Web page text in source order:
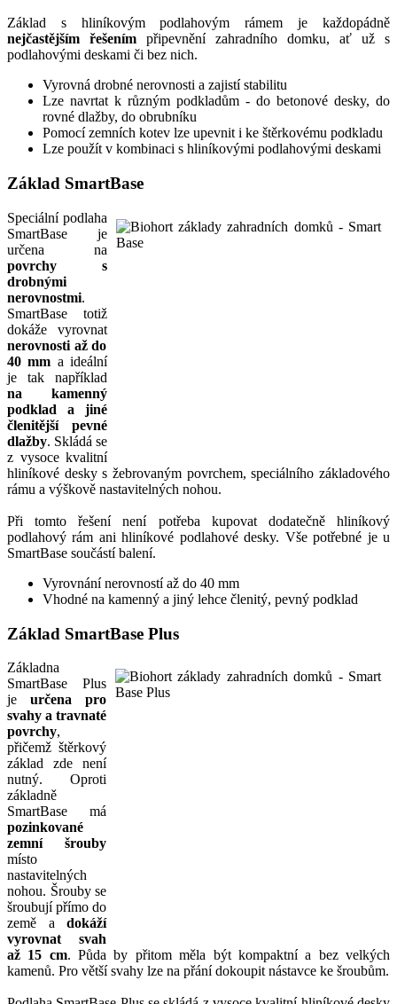
Základ s hliníkovým podlahovým rámem je každopádně
nejčastějším řešením připevnění zahradního domku, ať už s
podlahovými deskami či bez nich.
Vyrovná drobné nerovnosti a zajistí stabilitu
Lze navrtat k různým podkladům - do betonové desky, do
rovné dlažby, do obrubníku
Pomocí zemních kotev lze upevnit i ke štěrkovému podkladu
Lze použít v kombinaci s hliníkovými podlahovými deskami
Základ SmartBase
Speciální podlaha
SmartBase je
určena na
povrchy s
drobnými
nerovnostmi.
SmartBase totiž
dokáže vyrovnat
nerovnosti až do
40 mm a ideální
je tak například
na kamenný
podklad a jiné
členitější pevné
dlažby. Skládá se
z vysoce kvalitní
hliníkové desky s žebrovaným povrchem, speciálního základového
rámu a výškově nastavitelných nohou.
Při tomto řešení není potřeba kupovat dodatečně hliníkový
podlahový rám ani hliníkové podlahové desky. Vše potřebné je u
SmartBase součástí balení.
Vyrovnání nerovností až do 40 mm
Vhodné na kamenný a jiný lehce členitý, pevný podklad
Základ SmartBase Plus
Základna
SmartBase Plus
je určena pro
svahy a travnaté
povrchy,
přičemž štěrkový
základ zde není
nutný. Oproti
základně
SmartBase má
pozinkované
zemní šrouby
místo
nastavitelných
nohou. Šrouby se
šroubují přímo do
země a dokáží
vyrovnat svah
až 15 cm. Půda by přitom měla být kompaktní a bez velkých
kamenů. Pro větší svahy lze na přání dokoupit nástavce ke šroubům.